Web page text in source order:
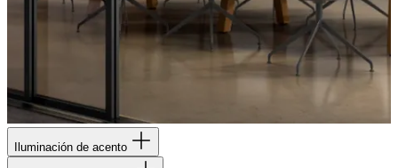
Iluminación de acento